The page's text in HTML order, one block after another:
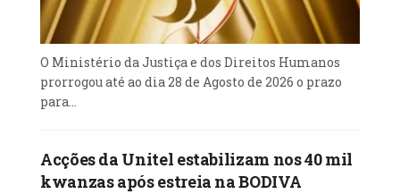
O Ministério da Justiça e dos Direitos Humanos
prorrogou até ao dia 28 de Agosto de 2026 o prazo
para...
Acções da Unitel estabilizam nos 40 mil
kwanzas após estreia na BODIVA